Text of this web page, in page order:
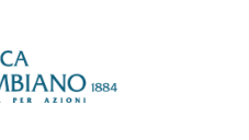
Banca Cambiano